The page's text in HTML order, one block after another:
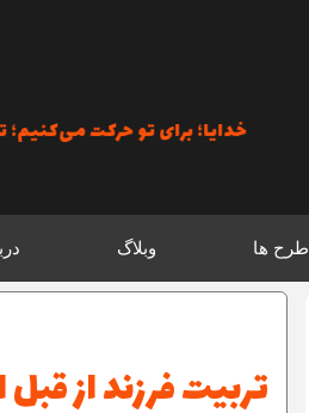
خدایا؛ برای تو حرکت می‌کنیم؛
طرح ها وبلاگ
تربیت فرزند از